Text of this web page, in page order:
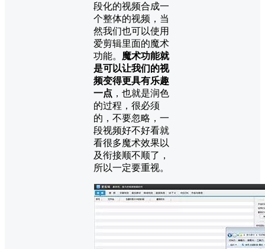
段化的视频合成一
个整体的视频，当
然我们也可以使用
爱剪辑里面的魔术
功能。 魔术功能就
是可以让我们的视
频变得更具有乐趣
一点 ，也就是润色
的过程，很必须
的，不要忽略，一
段视频好不好看就
看很多魔术效果以
及衔接顺不顺了，
所以一定要重视。